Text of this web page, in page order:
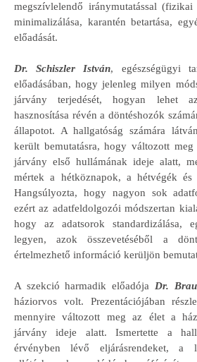
megszívlelendő iránymutatással (fizikai
minimalizálása, karantén betartása,
előadását.
Dr. Schiszler István, egészségügyi
előadásában, hogy jelenleg milyen
járvány terjedését, hogyan lehet
hasznosítása révén a döntéshozók
állapotot. A hallgatóság számára
került bemutatásra, hogy változott
járvány első hullámának ideje alatt,
mértek a hétköznapok, a hétvégék és
Hangsúlyozta, hogy nagyon sok
ezért az adatfeldolgozói módszertan
hogy az adatsorok standardizálása,
legyen, azok összevetéséből a
értelmezhető információ kerüljön
A szekció harmadik előadója Dr.
háziorvos volt. Prezentációjában
mennyire változott meg az élet a
járvány ideje alatt. Ismertette a
érvényben lévő eljárásrendeket, a